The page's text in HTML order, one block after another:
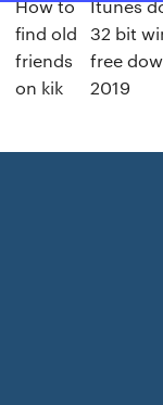
How to
find old
friends
on kik
Itunes
32 bit
free
2019